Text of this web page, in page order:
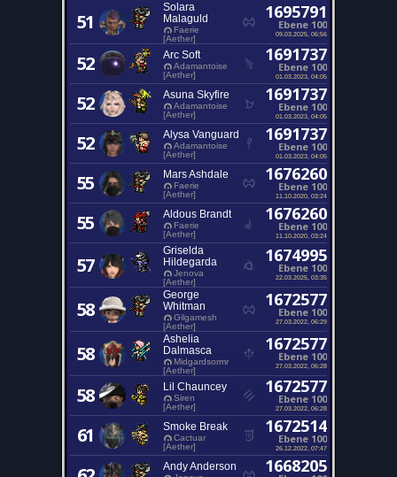
51
Solara
Malaguld
Faerie
[Aether]
1695791
Ebene 100
09.03.2025, 06:56
52 Arc Soft
Adamantoise
[Aether]
1691737
Ebene 100
01.03.2023, 04:05
52 Asuna Skyfire
Adamantoise
[Aether]
1691737
Ebene 100
01.03.2023, 04:05
52 Alysa Vanguard
Adamantoise
[Aether]
1691737
Ebene 100
01.03.2023, 04:05
55 Mars Ashdale
Faerie
[Aether]
1676260
Ebene 100
11.10.2020, 03:24
55 Aldous Brandt
Faerie
[Aether]
1676260
Ebene 100
11.10.2020, 03:24
57
Griselda
Hildegarda
Jenova
[Aether]
1674995
Ebene 100
22.03.2025, 03:35
58
George
Whitman
Gilgamesh
[Aether]
1672577
Ebene 100
27.03.2022, 06:29
58
Ashelia
Dalmasca
Midgardsormr
[Aether]
1672577
Ebene 100
27.03.2022, 06:28
58 Lil Chauncey
Siren
[Aether]
1672577
Ebene 100
27.03.2022, 06:28
61 Smoke Break
Cactuar
[Aether]
1672514
Ebene 100
26.12.2022, 07:47
Andy Anderson 1668205